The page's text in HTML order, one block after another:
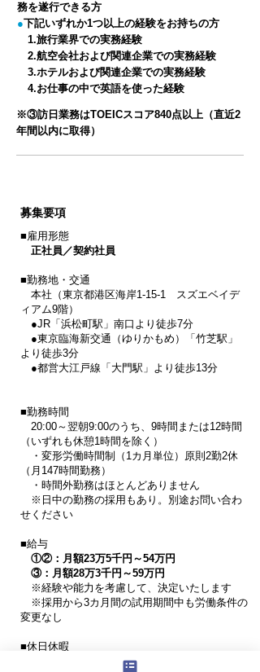
務を遂行できる方
●下記いずれか1つ以上の経験をお持ちの方
1.旅行業界での実務経験
2.航空会社および関連企業での実務経験
3.ホテルおよび関連企業での実務経験
4.お仕事の中で英語を使った経験
​※③訪日業務はTOEICスコア840点以上（直近2
年間以内に取得）
募集要項
■雇用形態
正社員 ／契約社員
■勤務地・交通
本社（東京都港区海岸1-15-1 スズエベイデ
ィアム9階）
●JR「浜松町駅」南口より徒歩7分
●東京臨海新交通（ゆりかもめ）「竹芝駅」
より徒歩3分
​ ●都営大江戸線「大門駅」より徒歩13分
■勤務時間
20:00～翌朝9:00のうち、9時間または12時間
（いずれも休憩1時間を除く）
・変形労働時間制（1カ月単位）原則2勤2休
（月147時間勤務）
・時間外勤務はほとんどありません
※日中の勤務の採用もあり。別途お問い合わ
せください​
■給与
①②：月額23万5千円～54万円
③：月額28万3千円～59万円
※経験や能力を考慮して、決定いたします
※採用から3カ月間の試用期間中も労働条件の
変更なし
■休日休暇
★年間休日182日以上！